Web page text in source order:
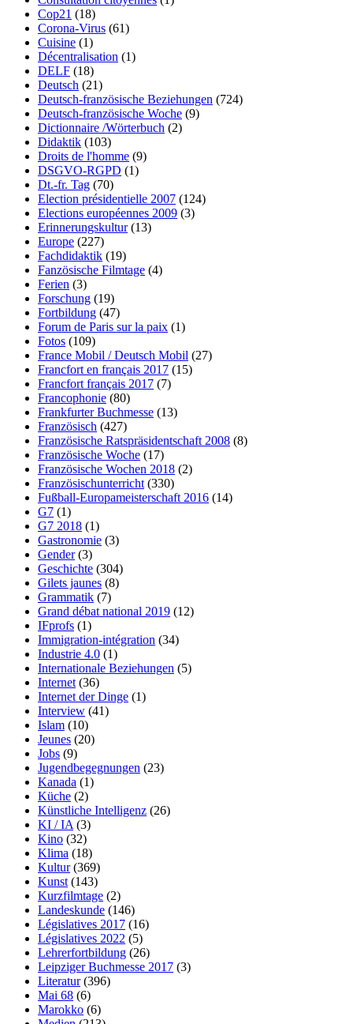
Cop21 (18)
Corona-Virus (61)
Cuisine (1)
Décentralisation (1)
DELF (18)
Deutsch (21)
Deutsch-französische Beziehungen (724)
Deutsch-französische Woche (9)
Dictionnaire /Wörterbuch (2)
Didaktik (103)
Droits de l'homme (9)
DSGVO-RGPD (1)
Dt.-fr. Tag (70)
Election présidentielle 2007 (124)
Elections européennes 2009 (3)
Erinnerungskultur(13)
Europe (227)
Fachdidaktik (19)
Fanzösische Filmtage (4)
Ferien (3)
Forschung (19)
Fortbildung (47)
Forum de Paris sur la paix (1)
Fotos (109)
France Mobil / Deutsch Mobil (27)
Francfort en français 2017 (15)
Francfort français 2017 (7)
Francophonie (80)
Frankfurter Buchmesse (13)
Französisch (427)
Französische Ratspräsidentschaft 2008 (8)
Französische Woche (17)
Französische Wochen 2018 (2)
Französischunterricht (330)
Fußball-Europameisterschaft 2016 (14)
G7 (1)
G7 2018 (1)
Gastronomie (3)
Gender(3)
Geschichte (304)
Gilets jaunes (8)
Grammatik (7)
Grand débat national 2019 (12)
IFprofs (1)
Immigration-intégration (34)
Industrie 4.0 (1)
Internationale Beziehungen (5)
Internet (36)
Internet der Dinge (1)
Interview (41)
Islam (10)
Jeunes (20)
Jobs (9)
Jugendbegegnungen (23)
Kanada (1)
Küche (2)
Künstliche Intelligenz (26)
KI / IA (3)
Kino (32)
Klima (18)
Kultur(369)
Kunst (143)
Kurzfilmtage (2)
Landeskunde (146)
Législatives 2017 (16)
Législatives 2022 (5)
Lehrerfortbildung (26)
Leipziger Buchmesse 2017 (3)
Literatur(396)
Mai 68 (6)
Marokko (6)